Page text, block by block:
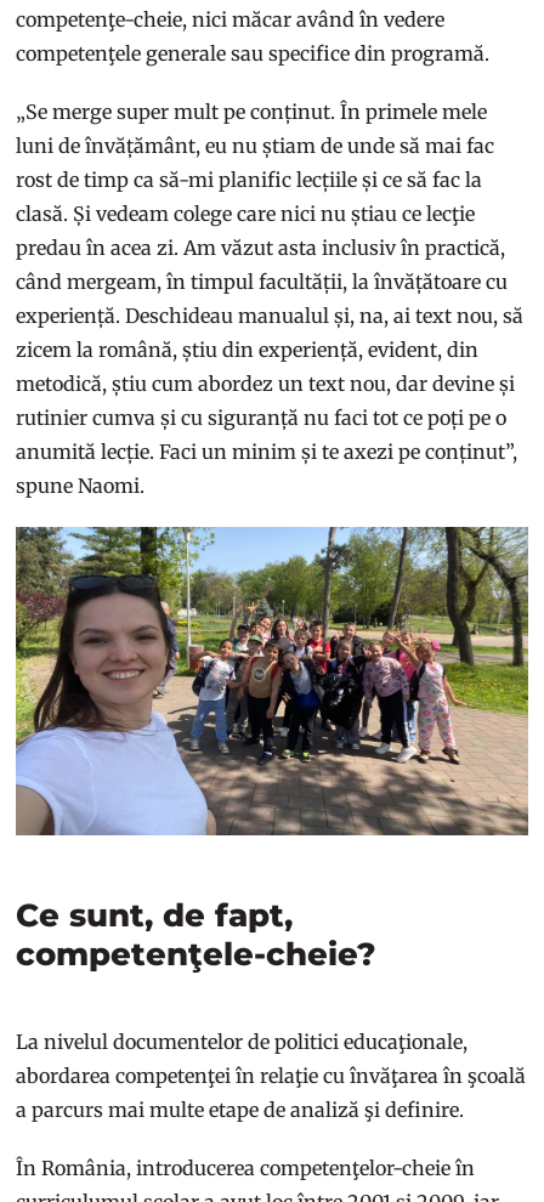
competenţe-cheie, nici măcar având în vedere
competenţele generale sau specifice din programă.
„Se merge super mult pe conținut. În primele mele
luni de învățământ, eu nu știam de unde să mai fac
rost de timp ca să-mi planific lecțiile și ce să fac la
clasă. Și vedeam colege care nici nu știau ce lecţie
predau în acea zi. Am văzut asta inclusiv în practică,
când mergeam, în timpul facultății, la învățătoare cu
experiență. Deschideau manualul și, na, ai text nou, să
zicem la română, știu din experiență, evident, din
metodică, știu cum abordez un text nou, dar devine și
rutinier cumva și cu siguranță nu faci tot ce poți pe o
anumită lecție. Faci un minim și te axezi pe conținut”,
spune Naomi.
Ce sunt, de fapt,
competenţele-cheie?
La nivelul documentelor de politici educaţionale,
abordarea competenţei în relaţie cu învăţarea în şcoală
a parcurs mai multe etape de analiză şi definire.
În România, introducerea competenţelor-cheie în